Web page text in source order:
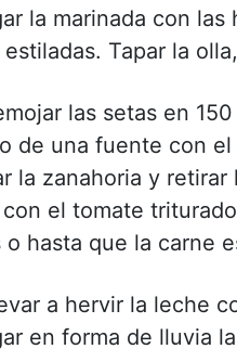
la marinada con
estiladas. Tapar la
las setas en
de una fuente con
la zanahoria y
el tomate
o hasta que la carne
a hervir la leche
en forma de lluvia